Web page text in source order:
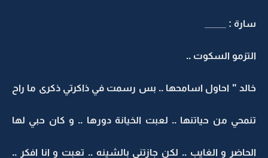
سارة : ____
التزمو السكوت ..
خالد " احاول اسامحها .. بس رسمت في ذاكرتي ذكرى ما راح
تنمحي من حياتنها .. لعبت الخيانة دورها .. و كان حبي لها
الحاضر و الغايب .. لكن جازتني بالشينه .. تعبت و انا افكر ..